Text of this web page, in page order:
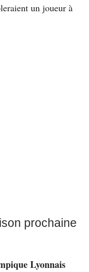
un joueur à
prochaine
Lyonnais